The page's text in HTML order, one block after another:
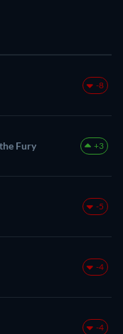
-8
Fury +3
-5
-4
-4